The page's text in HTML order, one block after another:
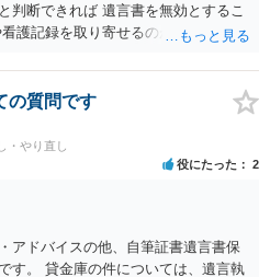
判断できれば 遺言書を無効とするこ
護記録を取り寄せるのが重要となり
の質問です
・やり直し
役にたった 2
アドバイスの他、自筆証書遺言書保
す。 貸金庫の件については、遺言執